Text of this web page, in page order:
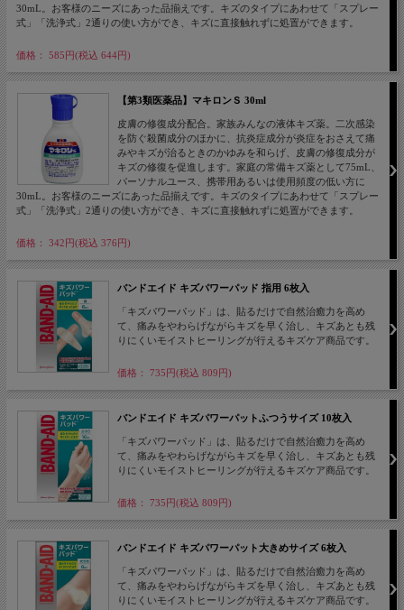
30mL。お客様のニーズにあった品揃えです。キズのタイプにあわせて「スプレー
式」「洗浄式」2通りの使い方ができ、キズに直接触れずに処置ができます。
価格： 585円(税込 644円)
【第3類医薬品】マキロンＳ 30ml
皮膚の修復成分配合。家族みんなの液体キズ薬。二次感染
を防ぐ殺菌成分のほかに、抗炎症成分が炎症をおさえて痛
みやキズが治るときのかゆみを和らげ、皮膚の修復成分が
キズの修復を促進します。家庭の常備キズ薬として75mL、
パーソナルユース、携帯用あるいは使用頻度の低い方に
30mL。お客様のニーズにあった品揃えです。キズのタイプにあわせて「スプレー
式」「洗浄式」2通りの使い方ができ、キズに直接触れずに処置ができます。
価格： 342円(税込 376円)
バンドエイド キズパワーパッド 指用 6枚入
「キズパワーパッド」は、貼るだけで自然治癒力を高め
て、痛みをやわらげながらキズを早く治し、キズあとも残
りにくいモイストヒーリングが行えるキズケア商品です。
価格： 735円(税込 809円)
バンドエイド キズパワーパットふつうサイズ 10枚入
「キズパワーパッド」は、貼るだけで自然治癒力を高め
て、痛みをやわらげながらキズを早く治し、キズあとも残
りにくいモイストヒーリングが行えるキズケア商品です。
価格： 735円(税込 809円)
バンドエイド キズパワーパット大きめサイズ 6枚入
「キズパワーパッド」は、貼るだけで自然治癒力を高め
て、痛みをやわらげながらキズを早く治し、キズあとも残
りにくいモイストヒーリングが行えるキズケア商品です。